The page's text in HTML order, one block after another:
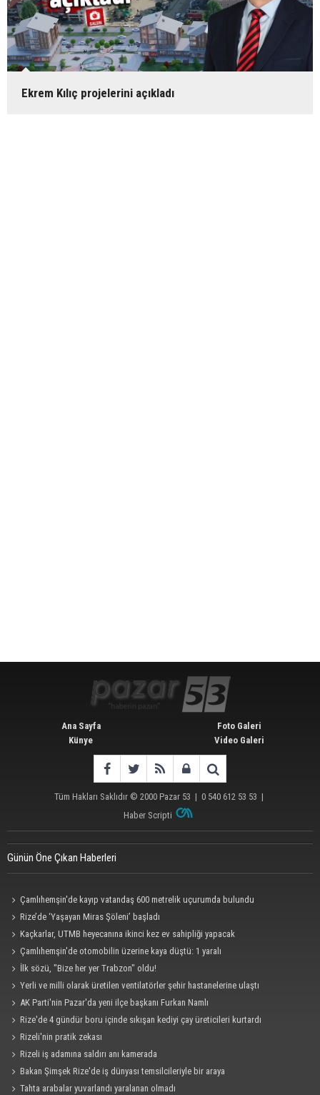
Ekrem Kılıç projelerini açıkladı
Ana Sayfa
Künye
Foto Galeri
Video Galeri
Tüm Hakları Saklıdır © 2000 Pazar 53 | 0 540 612 53 53 |
Haber Scripti
Günün Öne Çıkan Haberleri
Çamlıhemşin'de kayıp vatandaş 600 metrelik uçurumda bulundu
Rize’de ‘Yaşayan Miras Şöleni’ başladı
Kaçkarlar, UTMB heyecanına ikinci kez ev sahipliği yapacak
Çamlıhemşin'de otomobilin üzerine kaya düştü: 1 yaralı
İlk sözü, "Bize her yer Trabzon" oldu!
Yerli ve milli olarak üretilen ventilatörler şehir hastanelerine ulaştı
AK Parti'nin Pazar'da yeni ilçe başkanı Furkan Namlı
Rize'de 4 gündür boru içinde sıkışan kediyi çay üreticileri kurtardı
Rizeli'nin pratik zekası
Rizeli iş adamına saldırı anı kamerada
Bakan Şimşek Rize'de iş dünyası temsilcileriyle bir araya
Tahta arabalar yuvarlandı yaralanan olmadı